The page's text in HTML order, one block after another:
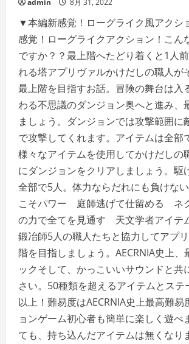
admin 8月 31, 2022
▼本編新感覚！ローグライク風アクシ
感覚！ローグライクアクション！こん
ですか？？最上階へたどり着くと1人
れる塔アプリヴァルかけだしの職人が
最上階を目指すお話。冒険の舞台は入
わる不思議のダンジョン奥へと進み、
ましょう。ダンジョンでは攻撃範囲に
で攻撃してくれます。アイテムは全部
様々なアイテムを使用してかけだしの
にダンジョンをクリアしましょう。駆
全部で5人。体力ならだれにも負けな
こそパワー 庭師逃げて仕留める ネ
の力で全てを見通す 天文学者アイテ
鍛冶師5人の職人たちと協力してアプ
階を目指しましょう。AECRNIA史上、
ックそして、かっこいいサウンドと共
さい。50種類を超えるアイテムとステ
以上！難易度はAECRNIA史上最高難易
ョンゲーム初心者も簡単に楽しく遊べ
ても、持ち込んだアイテムは無くなり